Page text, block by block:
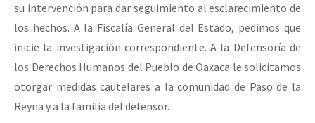
su intervención para dar seguimiento al esclarecimiento de
los hechos. A la Fiscalía General del Estado, pedimos que
inicie la investigación correspondiente. A la Defensoría de
los Derechos Humanos del Pueblo de Oaxaca le solicitamos
otorgar medidas cautelares a la comunidad de Paso de la
Reyna y a la familia del defensor.